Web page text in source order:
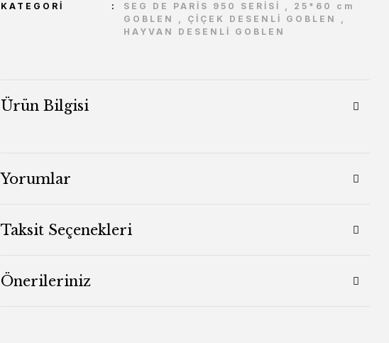
KATEGORI
SEG DE PARİS 950 SERİSİ , 25*60 cm
GOBLEN
, ÇİÇEK DESENLİ GOBLEN
,
HAYVAN DESENLİ GOBLEN
Ürün Bilgisi
Yorumlar
Taksit Seçenekleri
Önerileriniz